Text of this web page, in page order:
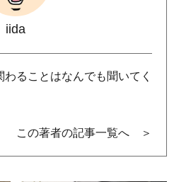
iida
ることはなんでも聞いてく
この著者の記事一覧へ ＞